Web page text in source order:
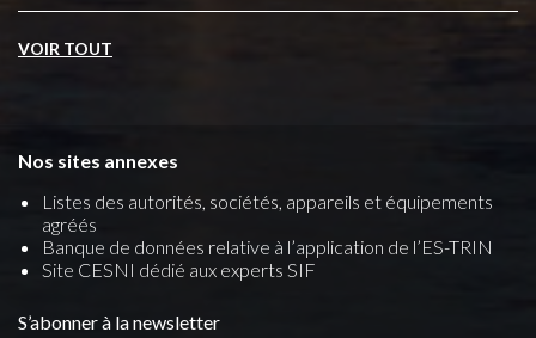
VOIR TOUT
Nos sites annexes
Listes des autorités, sociétés, appareils et équipements
agréés
Banque de données relative à l’application de l’ES-TRIN
Site CESNI dédié aux experts SIF
S’abonner à la newsletter